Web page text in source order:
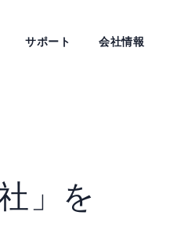
サポート 会社情報
」を